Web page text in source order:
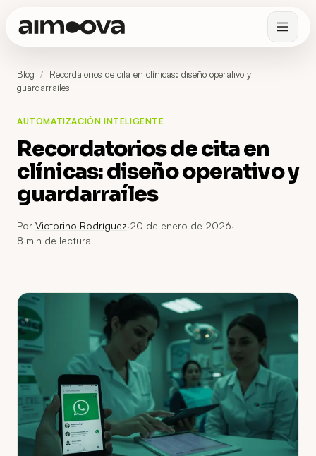
Blog / Recordatorios de cita en clínicas: diseño operativo y
guardarraíles
AUTOMATIZACIÓN INTELIGENTE
Recordatorios de cita en
clínicas: diseño operativo y
guardarraíles
Por Victorino Rodríguez·20 de enero de 2026·
8 min de lectura